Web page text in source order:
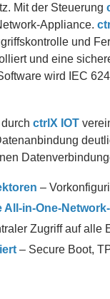
Mit der Steuerung
Appliance.
und
und eine
wird IEC
ctrlX IOT
–
All-in-One-
Zugriff auf alle
– Secure Boot,